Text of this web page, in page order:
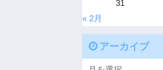
31
« 2月
アーカイブ